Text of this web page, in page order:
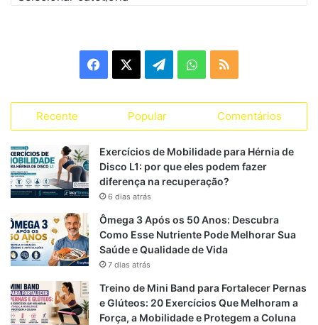
a
e
b
o
k
e
g
a
W
t
s
p
S
Recente Popular Comentários
Exercícios de Mobilidade para Hérnia de
Disco L1: por que eles podem fazer
diferença na recuperação?
6 dias atrás
Ômega 3 Após os 50 Anos: Descubra
Como Esse Nutriente Pode Melhorar Sua
Saúde e Qualidade de Vida
7 dias atrás
Treino de Mini Band para Fortalecer Pernas
e Glúteos: 20 Exercícios Que Melhoram a
Força, a Mobilidade e Protegem a Coluna